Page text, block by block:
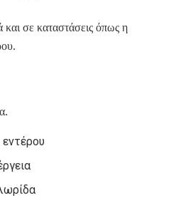
και σε καταστάσεις όπως η